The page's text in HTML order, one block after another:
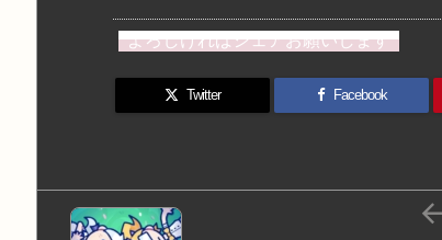
st
o
d
e
s
k
e
a
d
m
bl
r
b
o
ar
n
o
よろしければシェアお願いします
Twitter Facebook
